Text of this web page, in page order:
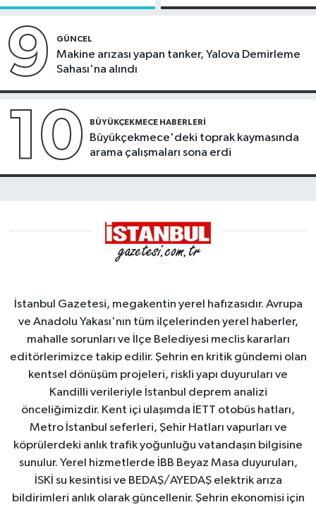
kayması
9 GÜNCEL
Makine arızası yapan tanker, Yalova Demirleme
Sahası'na alındı
10 BÜYÜKÇEKMECE HABERLERI
Büyükçekmece'deki toprak kaymasında
arama çalışmaları sona erdi
İstanbul Gazetesi, megakentin yerel hafızasıdır. Avrupa
ve Anadolu Yakası'nın tüm ilçelerinden yerel haberler,
mahalle sorunları ve İlçe Belediyesi meclis kararları
editörlerimizce takip edilir. Şehrin en kritik gündemi olan
kentsel dönüşüm projeleri, riskli yapı duyuruları ve
Kandilli verileriyle İstanbul deprem analizi
önceliğimizdir. Kent içi ulaşımda İETT otobüs hatları,
Metro İstanbul seferleri, Şehir Hatları vapurları ve
köprülerdeki anlık trafik yoğunluğu vatandaşın bilgisine
sunulur. Yerel hizmetlerde İBB Beyaz Masa duyuruları,
İSKİ su kesintisi ve BEDAŞ/AYEDAŞ elektrik arıza
bildirimleri anlık olarak güncellenir. Şehrin ekonomisi için